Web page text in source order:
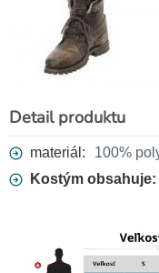
Detail produktu
materiál:
100%
Kostým obsahuje: